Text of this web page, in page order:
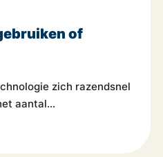
of
zich razendsnel
aantal...